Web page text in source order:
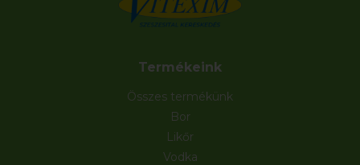
Termékeink
Összes termékünk
Bor
Likőr
Vodka